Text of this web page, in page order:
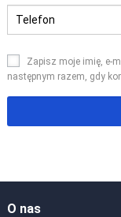
Zapisz moje imię, e-
następnym razem, gdy
O nas